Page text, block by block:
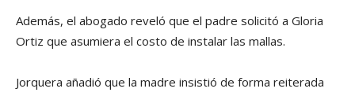
Además, el abogado reveló que el padre solicitó a Gloria
Ortiz que asumiera el costo de instalar las mallas.
Jorquera añadió que la madre insistió de forma reiterada